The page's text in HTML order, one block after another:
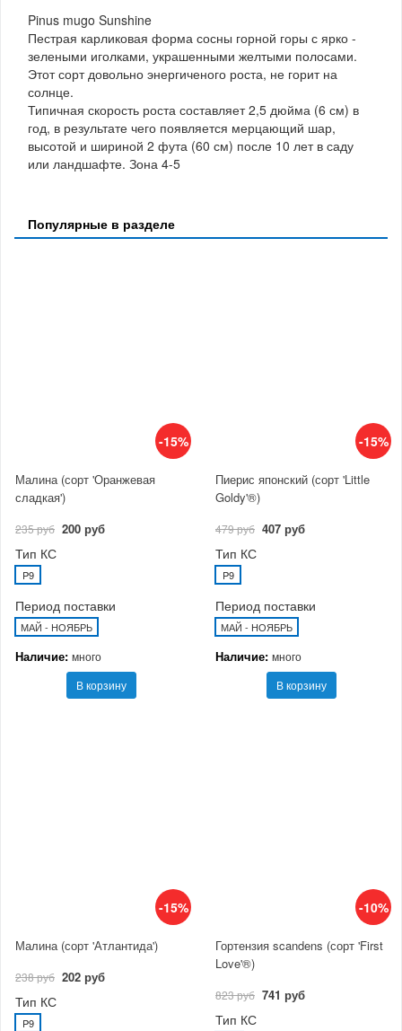
Pinus mugo Sunshine
Пестрая карликовая форма сосны горной горы с ярко -
зелеными иголками, украшенными желтыми полосами.
Этот сорт довольно энергиченого роста, не горит на
солнце.
Типичная скорость роста составляет 2,5 дюйма (6 см) в
год, в результате чего появляется мерцающий шар,
высотой и шириной 2 фута (60 см) после 10 лет в саду
или ландшафте. Зона 4-5
Популярные в разделе
-15%
Малина (сорт 'Оранжевая
сладкая')
235 руб 200 руб
Тип КС
P9
Период поставки
МАЙ - НОЯБРЬ
Наличие: много
В корзину
-15%
Пиерис японский (сорт 'Little
Goldy'®)
479 руб 407 руб
Тип КС
P9
Период поставки
МАЙ - НОЯБРЬ
Наличие: много
В корзину
-15%
Малина (сорт 'Атлантида')
238 руб 202 руб
Тип КС
P9
-10%
Гортензия scandens (сорт 'First
Love'®)
823 руб 741 руб
Тип КС